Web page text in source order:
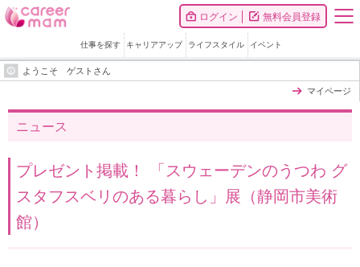
ログイン 無料会員登録
仕事を探す キャリアアップ ライフスタイル イベント
ようこそ ゲストさん
マイページ
ニュース
プレゼント掲載！ 「スウェーデンのうつわ グ
スタフスベリのある暮らし」展（静岡市美術
館）